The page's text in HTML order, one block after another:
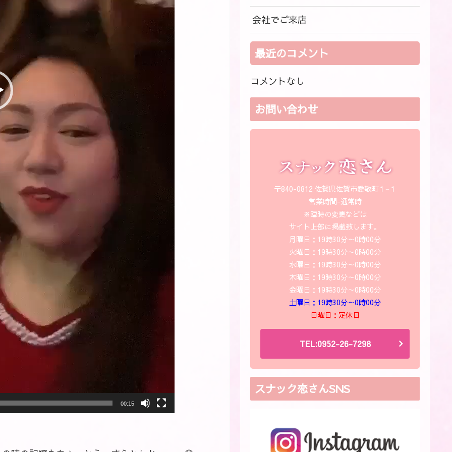
00:15
会社でご来店
最近のコメント
コメントなし
お問い合わせ
〒840-0812 佐賀県佐賀市愛敬町１−１
営業時間-通常時
※臨時の変更などは
サイト上部に掲載致します。
月曜日：19時30分～0時00分
火曜日：19時30分～0時00分
水曜日：19時30分～0時00分
木曜日：19時30分～0時00分
金曜日：19時30分～0時00分
土曜日：19時30分～0時00分
日曜日：定休日
TEL:0952-26-7298
スナック恋さんSNS